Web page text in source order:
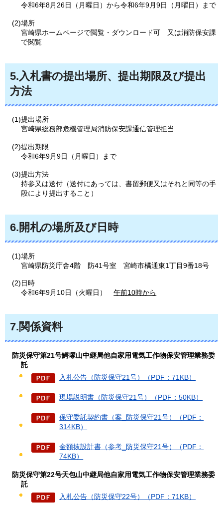
令和6年8月26日（月曜日）から令和6年9月9日（月曜日）まで
(2)場所
宮崎県ホームページで閲覧・ダウンロード可
又は消防保安課
で閲覧
5.入札書の提出場所、提出期限及び提出
方法
(1)提出場所
宮崎県総務部危機管理局消防保安課通信管理担当
(2)提出期限
令和6年9月9日（月曜日）まで
(3)提出方法
持参又は送付（送付にあっては、書留郵便又はそれと同等の手
段により提出すること）
6.開札の場所及び日時
(1)場所
宮崎県防災庁舎4階
防41号室 宮崎市橘通東1丁目9番18号
(2)日時
令和6年9月10日（火曜日）
午前10時から
7.関係資料
防災保守第21号鰐塚山中継局他自家用電気工作物保安管理業務委
託
入札公告（防災保守21号）（PDF：71KB）
現場説明書（防災保守21号）（PDF：50KB）
保守委託契約書（案_防災保守21号）（PDF：
314KB）
金額抜設計書（参考_防災保守21号）（PDF：
74KB）
防災保守第22号天包山中継局他自家用電気工作物保安管理業務委
託
入札公告（防災保守22号）（PDF：71KB）